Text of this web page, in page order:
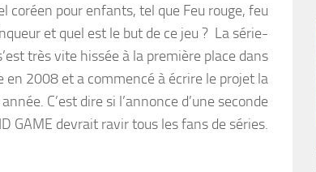
coréen pour enfants, tel que Feu rouge, feu
et quel est le but de ce jeu ? La série-
très vite hissée à la première place dans
2008 et a commencé à écrire le projet la
C’est dire si l’annonce d’une seconde
GAME devrait ravir tous les fans de séries.